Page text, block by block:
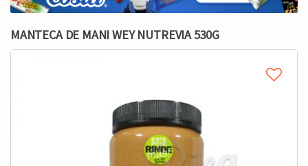
:
MANTECA DE MANI WEY NUTREVIA 530G